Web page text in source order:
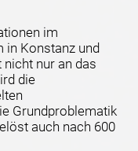
im
in Konstanz und
nur an das
die
Grundproblematik
auch nach 600